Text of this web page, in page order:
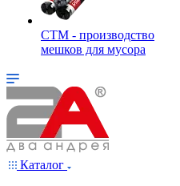
СТМ - производство
мешков для мусора
Каталог